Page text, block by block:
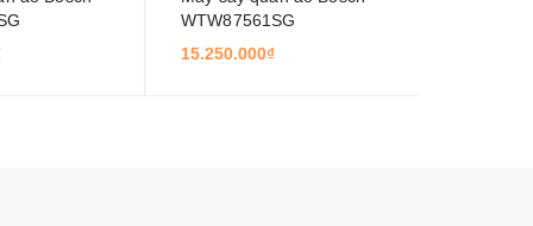
WTW87561SG
15.250.000₫